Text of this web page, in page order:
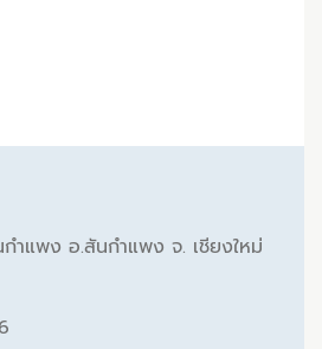
ำแพง อ.สันกำแพง จ. เชียงใหม่